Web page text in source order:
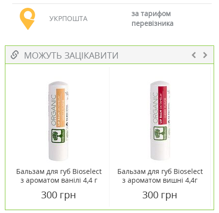
УКРПОШТА
за тарифом
перевізника
МОЖУТЬ ЗАЦІКАВИТИ
Бальзам для губ Bioselect
з ароматом ванілі 4,4 г
300 грн
Бальзам для губ Bioselect
з ароматом вишні 4,4г
300 грн